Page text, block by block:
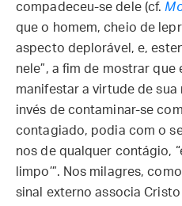
compadeceu-se dele (cf.
que o homem, cheio de
aspecto deplorável, e,
nele”, a fim de mostrar que
manifestar a virtude de sua
invés de contaminar-se
contagiado, podia com o
nos de qualquer contágio,
limpo’”. Nos milagres,
sinal externo associa